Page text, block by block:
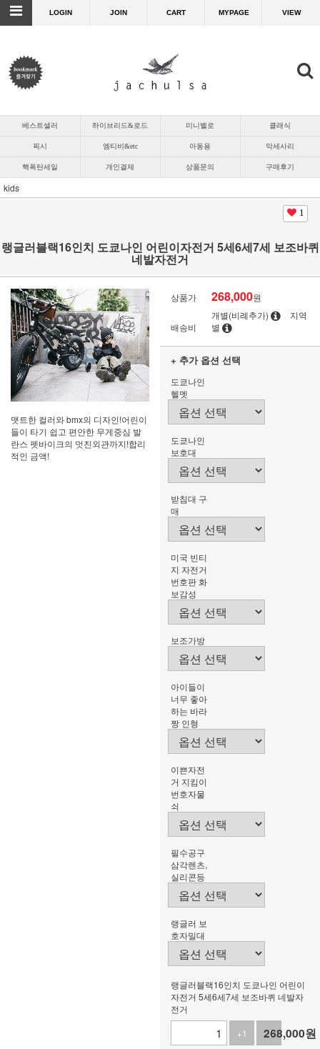
LOGIN JOIN CART MYPAGE VIEW
베스트셀러 하이브리드&로드 미니벨로 클래식
픽시 엠티비&etc 아동용 악세사리
핵폭탄세일 개인결제 상품문의 구매후기
kids
1
랭글러블랙16인치 도쿄나인 어린이자전거 5세6세7세 보조바퀴
네발자전거
맷트한 컬러와 bmx의 디자인!어린이
들이 타기 쉽고 편안한 무게중심 발
란스 펫바이크의 멋진외관까지!합리
적인 금액!
상품가 268,000원
배송비
개별(비례추가)
지역
별
+ 추가 옵션 선택
도쿄나인
헬멧
도쿄나인
보호대
받침대 구
매
미국 빈티
지 자전거
번호판 화
보감성
보조가방
아이들이
너무 좋아
하는 바라
짱 인형
이쁜자전
거 지킴이
번호자물
쇠
필수공구
삼각렌츠,
실리콘등
랭글러 보
호자밀대
랭글러블랙16인치 도쿄나인 어린이
자전거 5세6세7세 보조바퀴 네발자
전거
+1
-1
268,000원